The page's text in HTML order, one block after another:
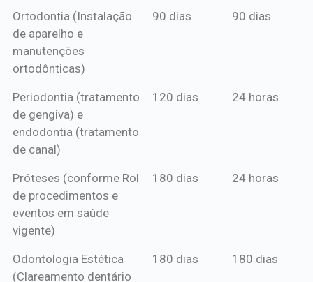
Ortodontia (Instalação
de aparelho e
manutenções
ortodônticas)
90 dias 90 dias
Periodontia (tratamento
de gengiva) e
endodontia (tratamento
de canal)
120 dias 24 horas
Próteses (conforme Rol
de procedimentos e
eventos em saúde
vigente)
180 dias 24 horas
Odontologia Estética
(Clareamento dentário
180 dias 180 dias